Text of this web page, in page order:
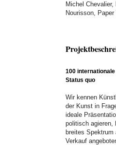
Michel
Nourisson,
100
Status quo
Wir kennen
der Kunst in
ideale
politisch agieren,
breites
Verkauf